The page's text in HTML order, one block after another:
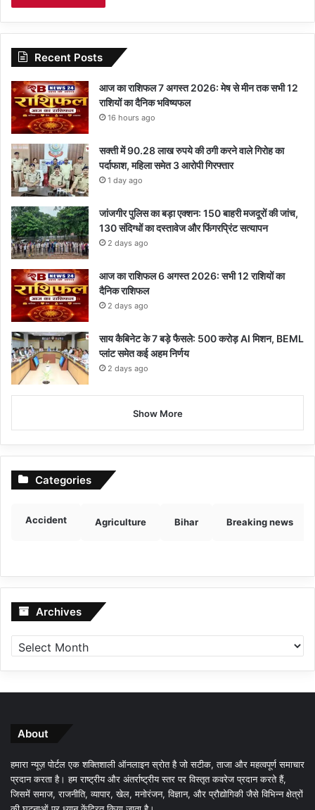
Recent Posts
आज का राशिफल 7 अगस्त 2026: मेष से मीन तक सभी 12
राशियों का दैनिक भविष्यफल
16 hours ago
सक्ती में 90.28 लाख रुपये की ठगी करने वाले गिरोह का
पर्दाफाश, महिला समेत 3 आरोपी गिरफ्तार
1 day ago
जांजगीर पुलिस का बड़ा एक्शन: 150 बाहरी मजदूरों की जांच,
130 संदिग्धों का दस्तावेज और फिंगरप्रिंट सत्यापन
2 days ago
आज का राशिफल 6 अगस्त 2026: सभी 12 राशियों का
दैनिक राशिफल
2 days ago
साय कैबिनेट के 7 बड़े फैसले: 500 करोड़ AI मिशन, BEML
प्लांट समेत कई अहम निर्णय
2 days ago
Show More
Categories
Accident Agriculture Bihar Breaking news
Archives Archives
About
हमारा न्यूज़ पोर्टल एक शक्तिशाली ऑनलाइन स्रोत है जो सटीक, ताजा और महत्वपूर्ण समाचार
प्रदान करता है। हम राष्ट्रीय और अंतर्राष्ट्रीय स्तर पर विस्तृत कवरेज प्रदान करते हैं,
जिसमें समाज, राजनीति, व्यापार, खेल, मनोरंजन, विज्ञान, और प्रौद्योगिकी जैसे विभिन्न क्षेत्रों